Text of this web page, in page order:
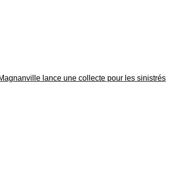
lance une collecte pour les sinistrés